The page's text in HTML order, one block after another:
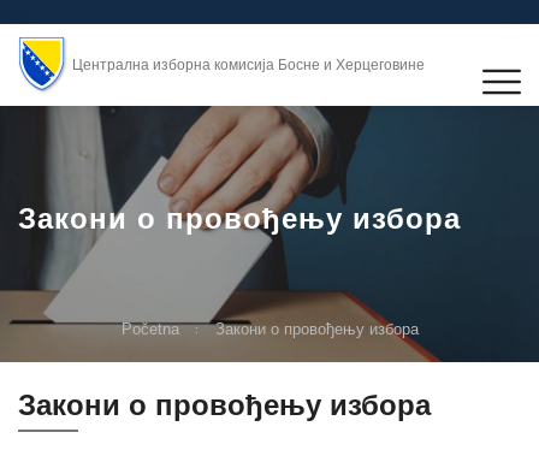
Централна изборна комисија Босне и Херцеговине
Закони о провођењу избора
Početna Закони о провођењу избора
Закони о провођењу избора